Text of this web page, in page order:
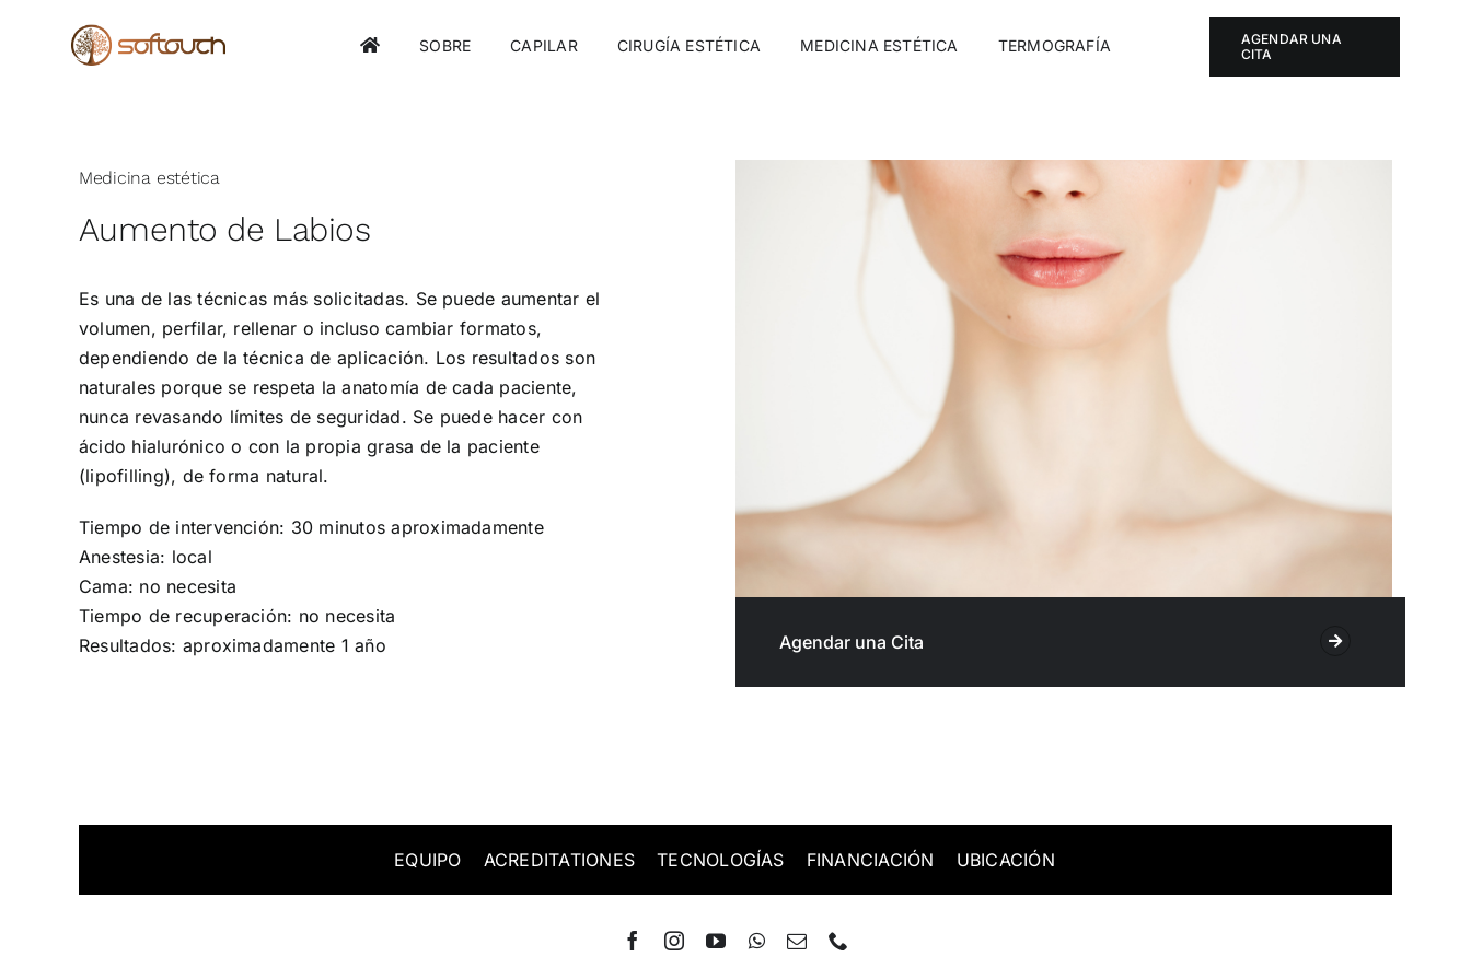
SOBRE CAPILAR CIRUGÍA ESTÉTICA MEDICINA ESTÉTICA TERMOGRAFÍA
AGENDAR UNA
CITA
Medicina estética
Aumento de Labios
Es una de las técnicas más solicitadas. Se puede aumentar el
volumen, perfilar, rellenar o incluso cambiar formatos,
dependiendo de la técnica de aplicación. Los resultados son
naturales porque se respeta la anatomía de cada paciente,
nunca revasando límites de seguridad. Se puede hacer con
ácido hialurónico o con la propia grasa de la paciente
(lipofilling), de forma natural.
Tiempo de intervención: 30 minutos aproximadamente
Anestesia: local
Cama: no necesita
Tiempo de recuperación: no necesita
Resultados: aproximadamente 1 año
Agendar una Cita
EQUIPO ACREDITATIONES TECNOLOGÍAS FINANCIACIÓN UBICACIÓN